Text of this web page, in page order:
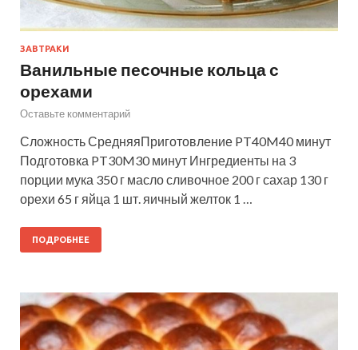
ЗАВТРАКИ
Ванильные песочные кольца с
орехами
Оставьте комментарий
Сложность СредняяПриготовление PT40M40 минут
Подготовка PT30M30 минут Ингредиенты на 3
порции мука 350 г масло сливочное 200 г сахар 130 г
орехи 65 г яйца 1 шт. яичный желток 1 …
ПОДРОБНЕЕ